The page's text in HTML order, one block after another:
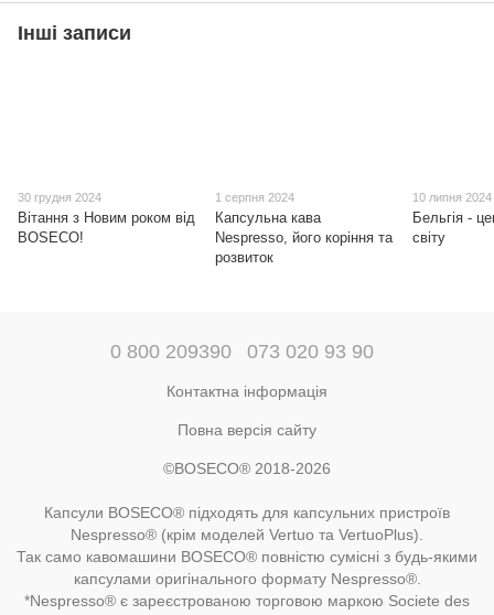
Інші записи
30 грудня 2024
Вітання з Новим роком від
BOSECO!
1 серпня 2024
Капсульна кава
Nespresso, його коріння та
розвиток
10 липня 2024
Бельгія -
світу
0 800 209390 073 020 93 90
Контактна інформація
Повна версія сайту
©BOSECO® 2018-2026
Капсули BOSECO® підходять для капсульних пристроїв
Nespresso® (крім моделей Vertuo та VertuoPlus).
Так само кавомашини BOSECO® повністю сумісні з будь-якими
капсулами оригінального формату Nespresso®.
*Nespresso® є зареєстрованою торговою маркою Societe des